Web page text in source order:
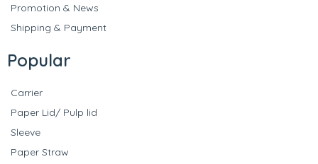
Promotion & News
Shipping & Payment
Popular
Carrier
Paper Lid/ Pulp lid
Sleeve
Paper Straw